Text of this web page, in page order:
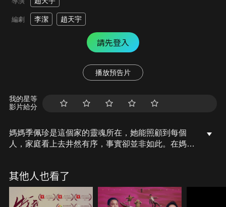
編劇 李潔 趙天宇
請先登入
播放預告片
我的星等
影片給分
媽媽季佩珍是這個家的靈魂所在，她能照顧到每個
人，家庭看上去井然有序，事實卻並非如此。在媽媽
症，生活都無法自理…佩珍剛退休，卻被查出惡性腫
瘤只剩下四個月生命，這家人的生活該如何繼續下
去？
其他人也看了